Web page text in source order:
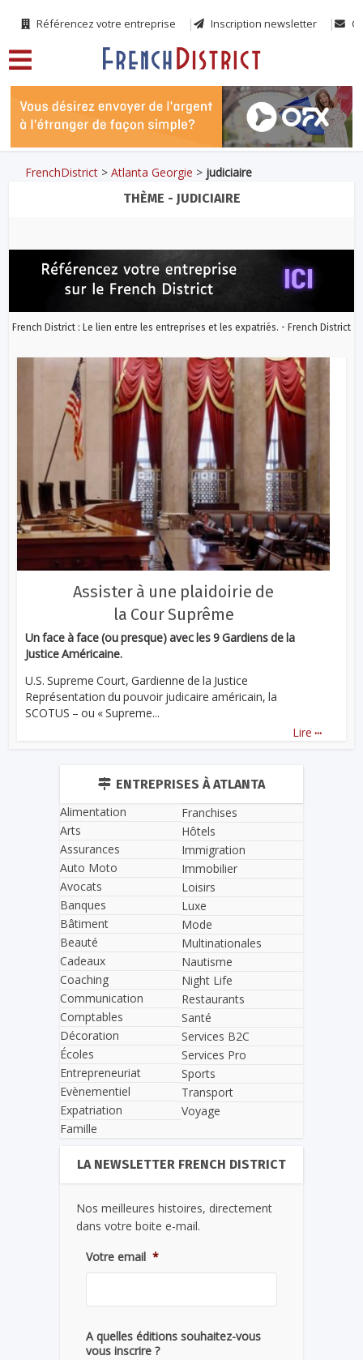
Référencez votre entreprise Inscription newsletter
FrenchDistrict >Atlanta Georgie > judiciaire
THÈME - JUDICIAIRE
French District : Le lien entre les entreprises et les expatriés. - French District
Assister à une plaidoirie de
la Cour Suprême
Un face à face (ou presque) avec les 9 Gardiens de la
Justice Américaine.
U.S. Supreme Court, Gardienne de la Justice
Représentation du pouvoir judicaire américain, la
SCOTUS – ou « Supreme...
Lire ...
ENTREPRISES À ATLANTA
Alimentation
Arts
Assurances
Auto Moto
Avocats
Banques
Bâtiment
Beauté
Cadeaux
Coaching
Communication
Comptables
Décoration
Écoles
Entrepreneuriat
Evènementiel
Expatriation
Famille
Franchises
Hôtels
Immigration
Immobilier
Loisirs
Luxe
Mode
Multinationales
Nautisme
Night Life
Restaurants
Santé
Services B2C
Services Pro
Sports
Transport
Voyage
LA NEWSLETTER FRENCH DISTRICT
Nos meilleures histoires, directement
dans votre boite e-mail.
Votre email *
A quelles éditions souhaitez-vous
vous inscrire ?